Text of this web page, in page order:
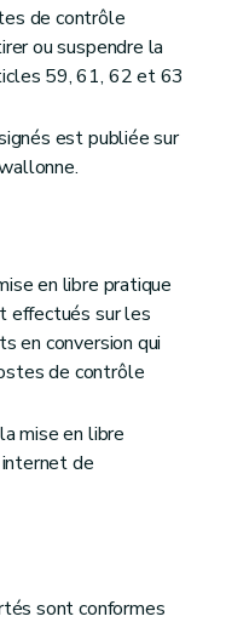
de contrôle
ou suspendre la
59, 61, 62 et 63
est publiée sur
en libre pratique
effectués sur les
en conversion qui
de contrôle
mise en libre
de
sont conformes